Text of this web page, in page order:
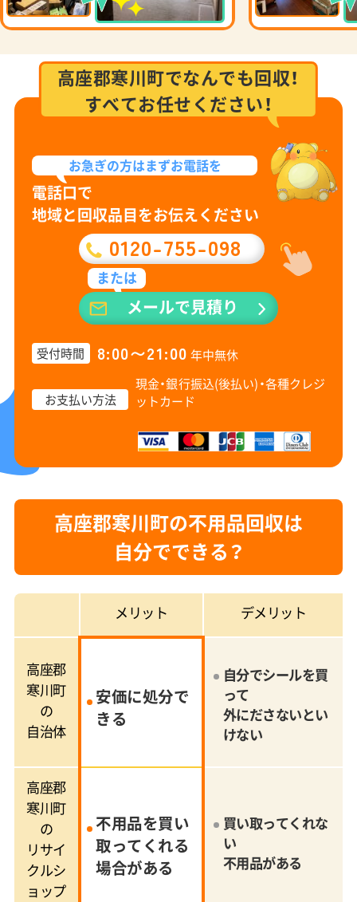
高座郡寒川町でなんでも回収！
すべてお任せください！
お急ぎの方はまずお電話を
電話口で
地域と回収品目をお伝えください
0120-755-098
または
メールで見積り
受付時間 8:00〜21:00 年中無休
お支払い方法
現金・銀行振込(後払い)・各種クレジ
ットカード
高座郡寒川町の不用品回収は
自分でできる？
メリット デメリット
高座郡
寒川町
の
自治体
安価に処分で
きる
自分でシールを買
って
外にださないとい
けない
高座郡
寒川町
の
リサイ
クルシ
ョップ
不用品を買い
取ってくれる
場合がある
買い取ってくれな
い
不用品がある